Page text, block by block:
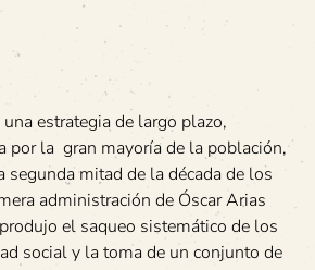
estrategia de largo plazo,
por la gran mayoría de la población,
segunda mitad de la década de los
administración de Óscar Arias
el saqueo sistemático de los
social y la toma de un conjunto de